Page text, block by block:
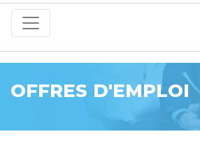
OFFRES D'EMPLOI